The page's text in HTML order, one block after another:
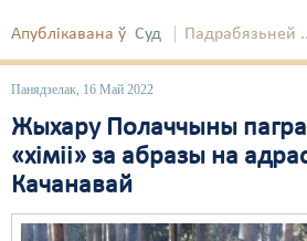
Апублікавана ў Суд Падрабязьней
Панядзелак, 16 Май 2022
Жыхару Полаччыны
«хіміі» за абразы на
Качанавай
Пэнітэнцыярная сыстэма
Рознае
Свабода слова
Свабода сумленьня